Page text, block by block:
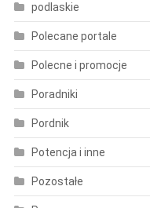
podlaskie
Polecane portale
Polecne i promocje
Poradniki
Pordnik
Potencja i inne
Pozostałe